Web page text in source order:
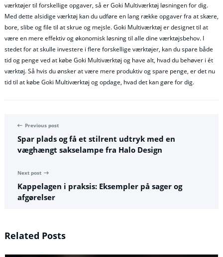
værktøjer til forskellige opgaver, så er Goki Multiværktøj løsningen for dig.
Med dette alsidige værktøj kan du udføre en lang række opgaver fra at skære,
bore, slibe og file til at skrue og mejsle. Goki Multiværktøj er designet til at
være en mere effektiv og økonomisk løsning til alle dine værktøjsbehov. I
stedet for at skulle investere i flere forskellige værktøjer, kan du spare både
tid og penge ved at købe Goki Multiværktøj og have alt, hvad du behøver i ét
værktøj. Så hvis du ønsker at være mere produktiv og spare penge, er det nu
tid til at købe Goki Multiværktøj og opdage, hvad det kan gøre for dig.
Previous post
Spar plads og få et stilrent udtryk med en
væghængt sakselampe fra Halo Design
Next post
Kappelagen i praksis: Eksempler på sager og
afgørelser
Related Posts